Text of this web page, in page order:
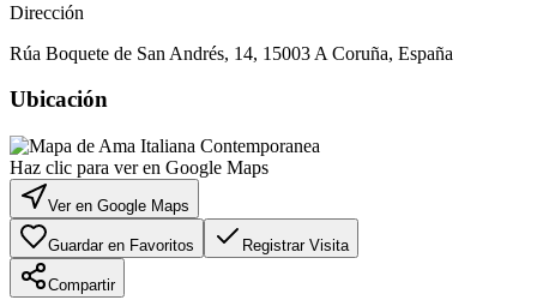
Dirección
Rúa Boquete de San Andrés, 14, 15003 A Coruña, España
Ubicación
Haz clic para ver en Google Maps
Ver en Google Maps
Guardar en Favoritos Registrar Visita
Compartir